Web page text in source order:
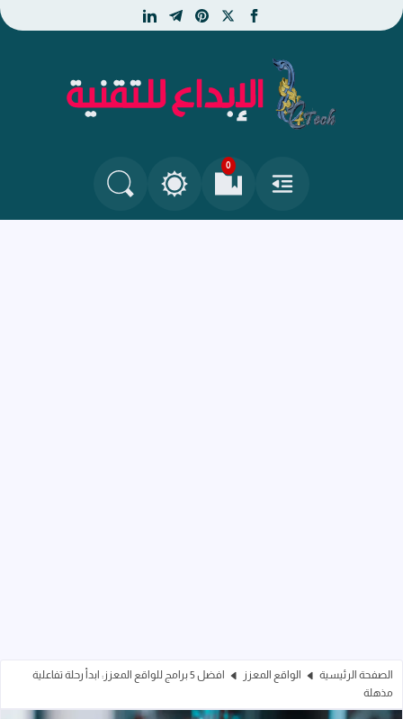
facebook
x
pinterest
telegram
linkedin
الإبداع للتقنية - جديد
القائمة
0
العلامات المرجعيةالتغيير بين الوضع النهاري والداكن
البحث في المدونة
الصفحة الرئيسية الواقع المعزز
افضل 5 برامج للواقع المعزز: ابدأ رحلة تفاعلية
مذهلة